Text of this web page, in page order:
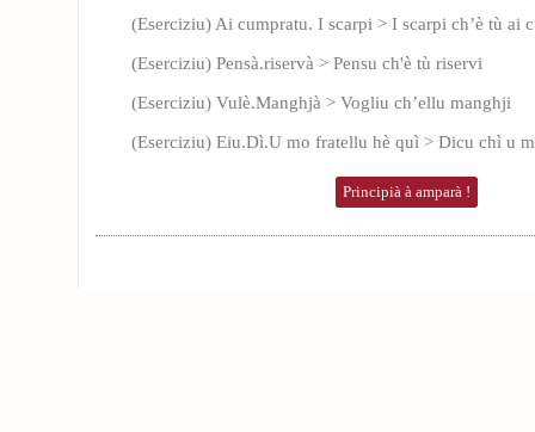
(Eserciziu) Ai cumpratu. I scarpi > I scarpi ch’è tù ai
(Eserciziu) Pensà.riservà > Pensu ch'è tù riservi
(Eserciziu) Vulè.Manghjà > Vogliu ch’ellu manghji
(Eserciziu) Eiu.Dì.U mo fratellu hè quì > Dicu chì u
Principià à amparà !